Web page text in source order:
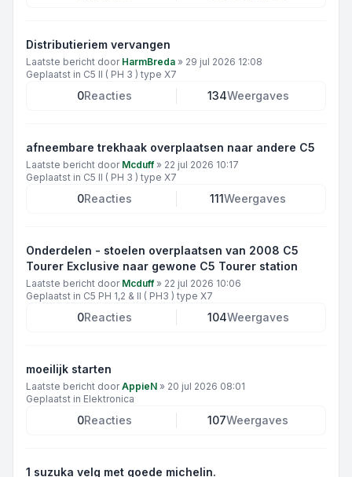
Distributieriem vervangen
Laatste bericht door HarmBreda » 29 jul 2026 12:08
Geplaatst in C5 II ( PH 3 ) type X7
0Reacties 134Weergaves
afneembare trekhaak overplaatsen naar andere C5
Laatste bericht door Mcduff» 22 jul 2026 10:17
Geplaatst in C5 II ( PH 3 ) type X7
0Reacties 111Weergaves
Onderdelen - stoelen overplaatsen van 2008 C5
Tourer Exclusive naar gewone C5 Tourer station
Laatste bericht door Mcduff» 22 jul 2026 10:06
Geplaatst in C5 PH 1,2 & II ( PH3 ) type X7
0Reacties 104Weergaves
moeilijk starten
Laatste bericht doorAppieN » 20 jul 2026 08:01
Geplaatst in Elektronica
0Reacties 107Weergaves
1 suzuka velg met goede michelin.